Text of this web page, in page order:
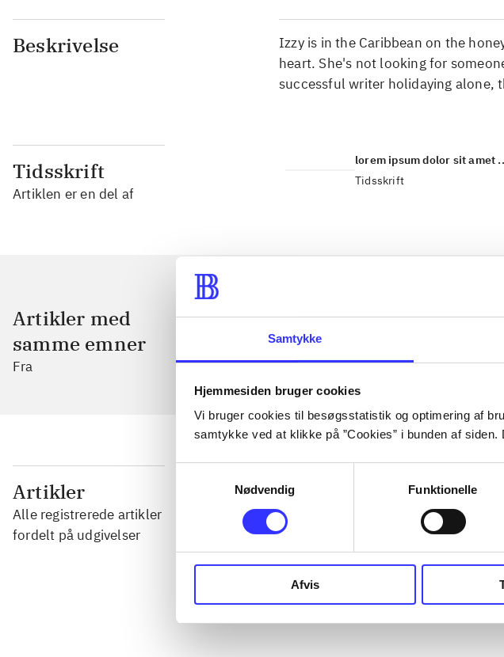
Samtykke
Hjemmesiden bruger cookies
Vi bruger cookies til besøgsstatistik og optimering af
samtykke ved at klikke på ”Cookies” i bunden af
Nødvendig
Funktionelle
Afvis
Beskrivelse
Izzy is in the Caribbean on the
heart. She's not looking for
successful writer holidaying alone,
Tidsskrift
Artiklen er en del af
lorem ipsum dolor sit amet
Tidsskrift
Artikler med
samme emner
Fra
Artikler
Alle registrerede artikler
fordelt på udgivelser
...